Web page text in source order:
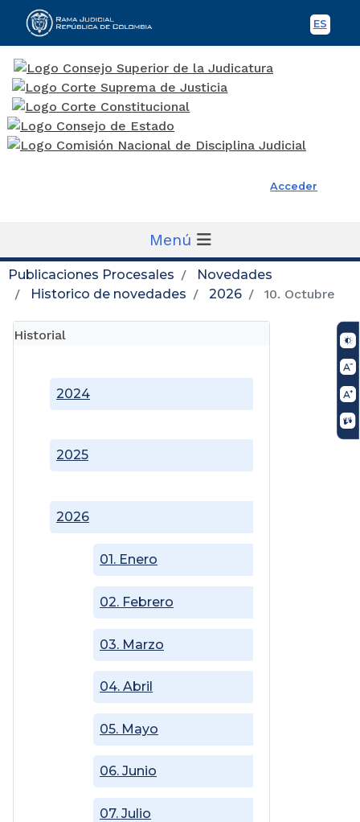
ES
Rama Judicial
Acceder
Menú
Publicaciones Procesales
Novedades
Historico de novedades
2026 10. Octubre
Historial
2024
2025
2026
01. Enero
02. Febrero
03. Marzo
04. Abril
05. Mayo
06. Junio
07. Julio